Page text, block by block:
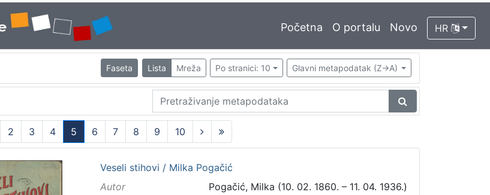
Početna O portalu Novo HR
Faseta Lista Mreža Po stranici: 10 Glavni metapodatak (Z->A)
2 3 4
5
(current)
6 7 8 9
10
Veseli stihovi / Milka Pogačić
Autor
Pogačić, Milka (10. 02. 1860. – 11. 04. 1936.)